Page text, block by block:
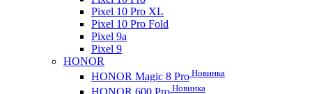
Pixel 10 Pro XL
Pixel 10 Pro Fold
Pixel 9a
Pixel 9
HONOR
HONOR Magic 8 Pro Новинка
Новинка